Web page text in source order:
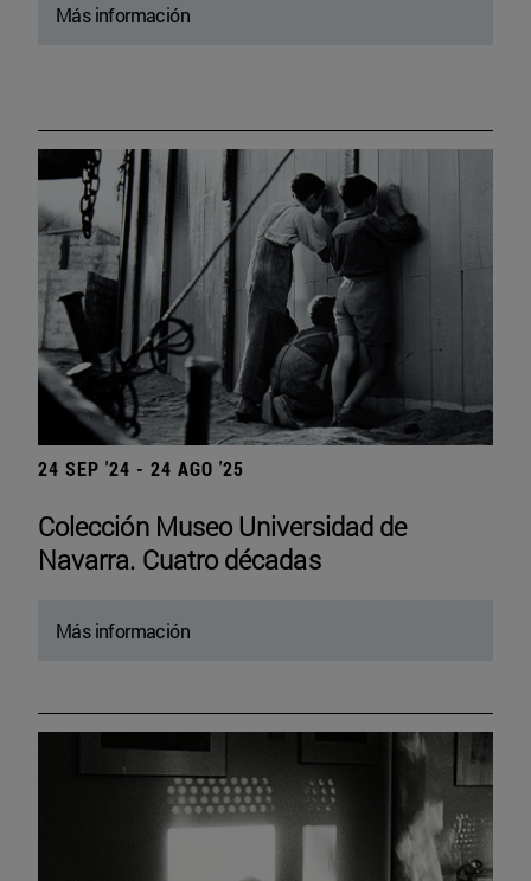
Más información
24 SEP '24 - 24 AGO '25
Colección Museo Universidad de
Navarra. Cuatro décadas
Más información